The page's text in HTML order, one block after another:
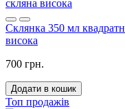
Склянка 350 мл
висока
700 грн.
Додати в кошик
Топ продажів